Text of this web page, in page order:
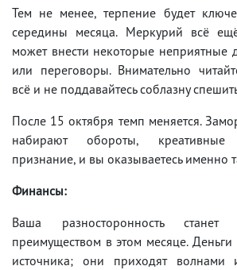
Тем не менее, терпение будет
середины месяца. Меркурий всё
может внести некоторые неприятные
или переговоры. Внимательно
всё и не поддавайтесь соблазну
После 15 октября темп меняется.
набирают обороты,
признание, и вы оказываетесь именно
Финансы:
Ваша разносторонность
преимуществом в этом месяце. Деньги
источника; они приходят волнами